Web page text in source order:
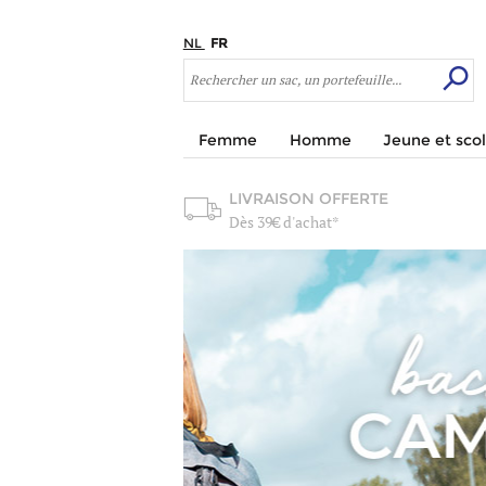
NL FR
Femme Homme Jeune et
LIVRAISON OFFERTE
Dès 39€ d'achat*